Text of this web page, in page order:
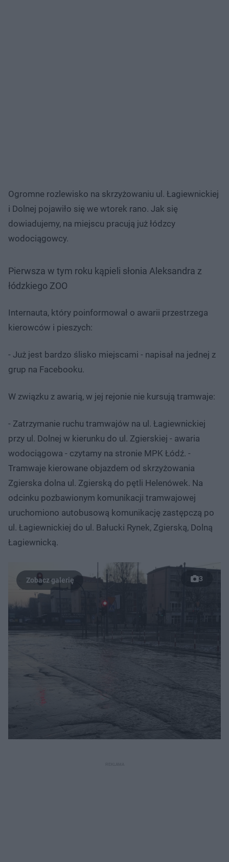
Ogromne rozlewisko na skrzyżowaniu ul. Łagiewnickiej
i Dolnej pojawiło się we wtorek rano. Jak się
dowiadujemy, na miejscu pracują już łódzcy
wodociągowcy.
Pierwsza w tym roku kąpieli słonia Aleksandra z
łódzkiego ZOO
Internauta, który poinformował o awarii przestrzega
kierowców i pieszych:
- Już jest bardzo ślisko miejscami - napisał na jednej z
grup na Facebooku.
W związku z awarią, w jej rejonie nie kursują tramwaje:
- Zatrzymanie ruchu tramwajów na ul. Łagiewnickiej
przy ul. Dolnej w kierunku do ul. Zgierskiej - awaria
wodociągowa - czytamy na stronie MPK Łódź. -
Tramwaje kierowane objazdem od skrzyżowania
Zgierska dolna ul. Zgierską do pętli Helenówek. Na
odcinku pozbawionym komunikacji tramwajowej
uruchomiono autobusową komunikację zastępczą po
ul. Łagiewnickiej do ul. Bałucki Rynek, Zgierską, Dolną
Łagiewnicką.
3